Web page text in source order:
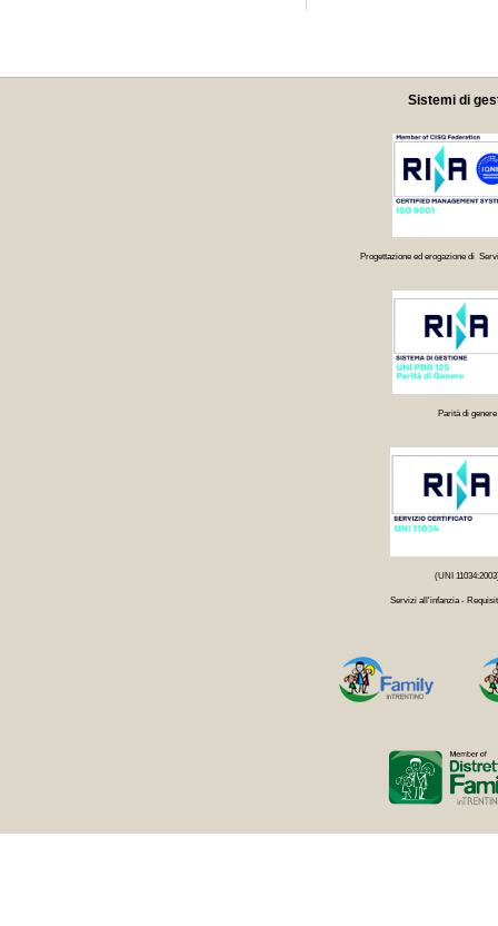
Sistemi di
Progettazione ed erogazione di
Parità di genere
(UNI
Servizi all'infanzia -